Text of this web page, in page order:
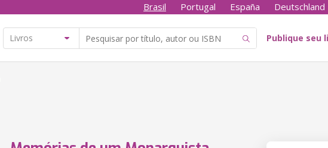
Brasil Portugal España Deutschland
Publique seu